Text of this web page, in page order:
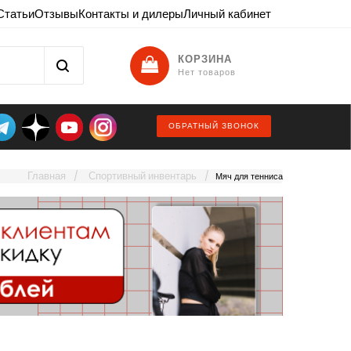
ОтзывыКонтакты и дилерыЛичный кабинет
КОРЗИНА
Нет товаров
ОБРАТНЫЙ ЗВОНОК
Главная Спортивный инвентарь Мяч для тенниса